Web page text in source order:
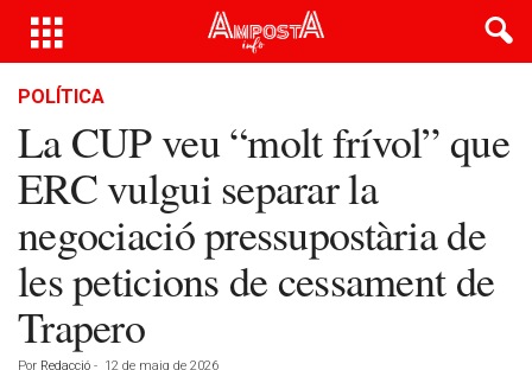
POLÍTICA
La CUP veu “molt frívol” que
ERC vulgui separar la
negociació pressupostària de
les peticions de cessament de
Trapero
Por Redacció - 12 de maig de 2026